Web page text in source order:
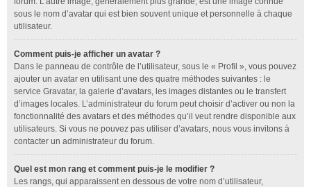
sous le nom d’avatar qui est bien souvent unique et personnelle à chaque
utilisateur.
Comment puis-je afficher un avatar ?
Dans le panneau de contrôle de l’utilisateur, sous le « Profil », vous pouvez
ajouter un avatar en utilisant une des quatre méthodes suivantes : le
service Gravatar, la galerie d’avatars, les images distantes ou le transfert
d’images locales. L’administrateur du forum peut choisir d’activer ou non la
fonctionnalité des avatars et des méthodes qu’il veut rendre disponible aux
utilisateurs. Si vous ne pouvez pas utiliser d’avatars, nous vous invitons à
contacter un administrateur du forum.
Quel est mon rang et comment puis-je le modifier ?
Les rangs, qui apparaissent en dessous de votre nom d’utilisateur,